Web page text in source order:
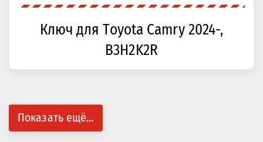
Ключ для Toyota Camry 2024-,
B3H2K2R
Показать ещё...